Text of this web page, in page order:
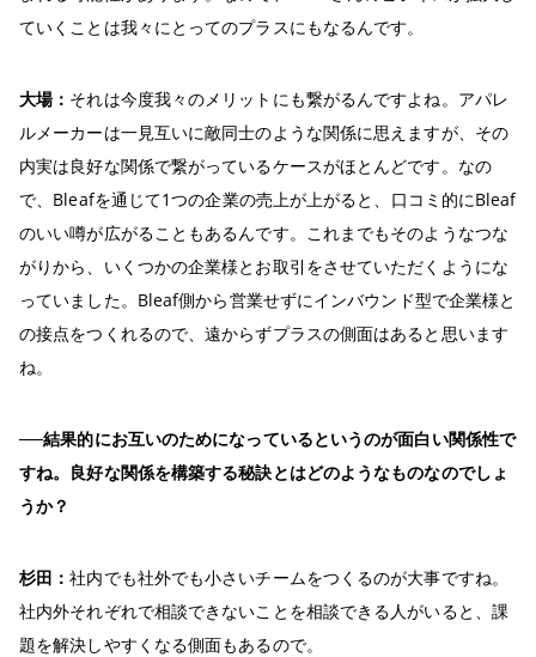
ていくことは我々にとってのプラスにもなるんです。
大場： それは今度我々のメリットにも繋がるんですよね。アパレ
ルメーカーは一見互いに敵同士のような関係に思えますが、その
内実は良好な関係で繋がっているケースがほとんどです。なの
で、Bleafを通じて1つの企業の売上が上がると、口コミ的にBleaf
のいい噂が広がることもあるんです。これまでもそのようなつな
がりから、いくつかの企業様とお取引をさせていただくようにな
っていました。Bleaf側から営業せずにインバウンド型で企業様と
の接点をつくれるので、遠からずプラスの側面はあると思います
ね。
──結果的にお互いのためになっているというのが面白い関係性で
すね。良好な関係を構築する秘訣とはどのようなものなのでしょ
うか？
杉田：社内でも社外でも小さいチームをつくるのが大事ですね。
社内外それぞれで相談できないことを相談できる人がいると、課
題を解決しやすくなる側面もあるので。